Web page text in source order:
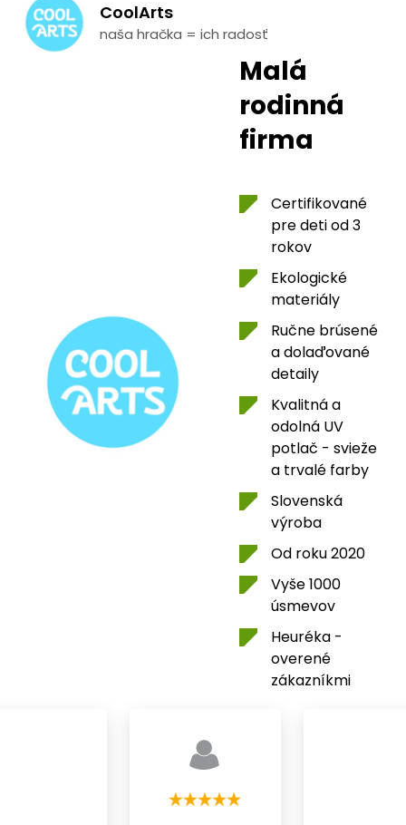
CoolArts
naša hračka = ich radosť
Malá
rodinná
firma
Certifikované
pre deti od 3
rokov
Ekologické
materiály
Ručne brúsené
a dolaďované
detaily
Kvalitná a
odolná UV
potlač - svieže
a trvalé farby
Slovenská
výroba
Od roku 2020
Vyše 1000
úsmevov
Heuréka -
overené
zákazníkmi